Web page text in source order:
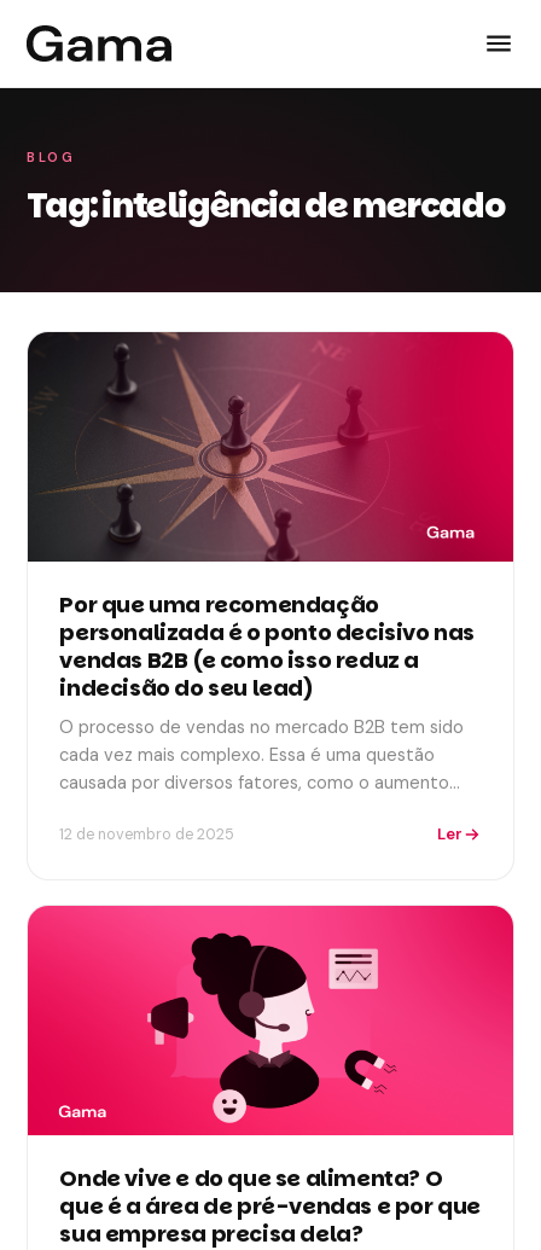
BLOG
Tag: inteligência de mercado
Por que uma recomendação
personalizada é o ponto decisivo nas
vendas B2B (e como isso reduz a
indecisão do seu lead)
O processo de vendas no mercado B2B tem sido
cada vez mais complexo. Essa é uma questão
causada por diversos fatores, como o aumento…
12 de novembro de 2025 Ler
Onde vive e do que se alimenta? O
que é a área de pré-vendas e por que
sua empresa precisa dela?